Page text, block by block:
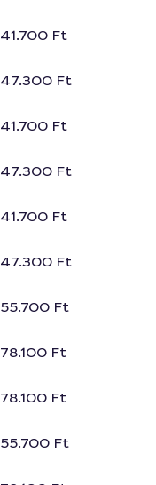
41.700 Ft
47.300 Ft
41.700 Ft
47.300 Ft
41.700 Ft
47.300 Ft
55.700 Ft
78.100 Ft
78.100 Ft
55.700 Ft